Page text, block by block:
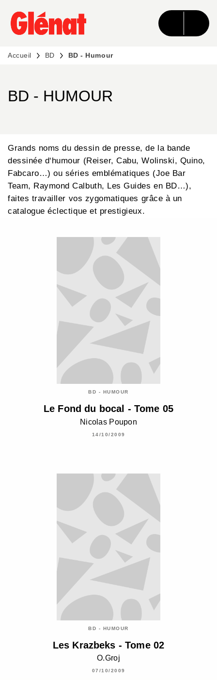
MENU RECHERCHE CONTENU
PIED DE PAGE
Accueil BD BD - Humour
BD - HUMOUR
Grands noms du dessin de presse, de la bande
dessinée d‘humour (Reiser, Cabu, Wolinski, Quino,
Fabcaro…) ou séries emblématiques (Joe Bar
Team, Raymond Calbuth, Les Guides en BD…),
faites travailler vos zygomatiques grâce à un
catalogue éclectique et prestigieux.
BD - HUMOUR
Le Fond du bocal - Tome 05
Nicolas Poupon
14/10/2009
BD - HUMOUR
Les Krazbeks - Tome 02
O.Groj
07/10/2009